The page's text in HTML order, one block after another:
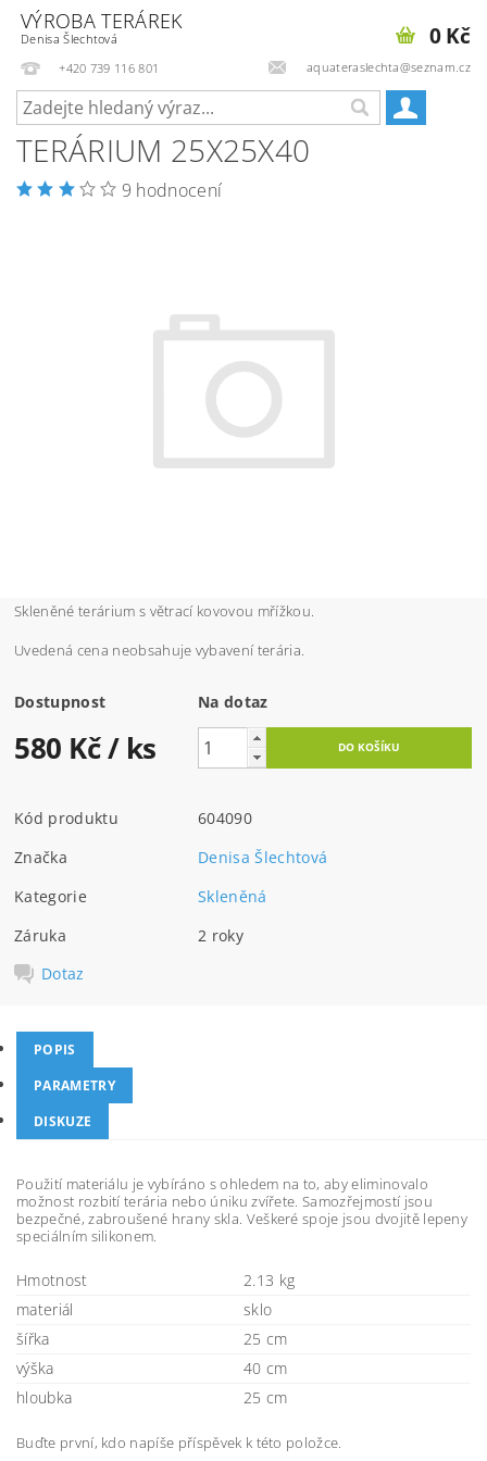
VÝROBA TERÁREK
Denisa Šlechtová
+420 739 116 801
aquateraslechta@seznam.cz
0 Kč
TERÁRIUM 25X25X40
9 hodnocení
Skleněné terárium s větrací kovovou mřížkou.
Uvedená cena neobsahuje vybavení terária.
Dostupnost Na dotaz
580 Kč/ ks
Kód produktu
604090
Značka
Denisa Šlechtová
Kategorie
Skleněná
Záruka
2 roky
Dotaz
POPIS
PARAMETRY
DISKUZE
Použití materiálu je vybíráno s ohledem na to, aby eliminovalo
možnost rozbití terária nebo úniku zvířete. Samozřejmostí jsou
bezpečné, zabroušené hrany skla. Veškeré spoje jsou dvojitě lepeny
speciálním silikonem.
Hmotnost
2.13 kg
materiál
sklo
šířka
25 cm
výška
40 cm
hloubka
25 cm
Buďte první, kdo napíše příspěvek k této položce.